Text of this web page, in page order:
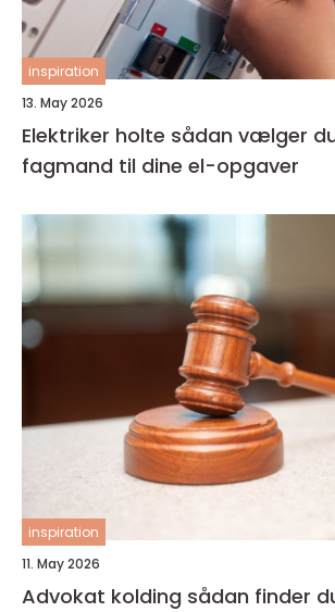
inspiration
13. May 2026
Elektriker holte sådan vælger du den rette
fagmand til dine el-opgaver
inspiration
11. May 2026
Advokat kolding sådan finder du den rette